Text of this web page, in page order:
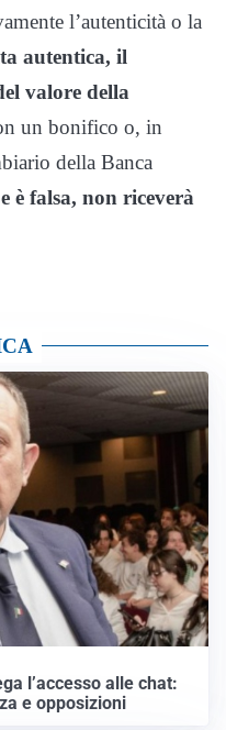
l’autenticità o la
autentica, il
valore della
un bonifico o, in
della Banca
è falsa, non riceverà
l’accesso alle chat:
e opposizioni